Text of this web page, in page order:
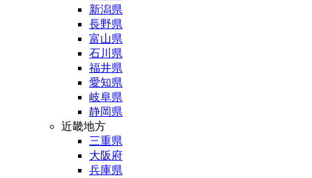
新潟県
長野県
富山県
石川県
福井県
愛知県
岐阜県
静岡県
近畿地方
三重県
大阪府
兵庫県